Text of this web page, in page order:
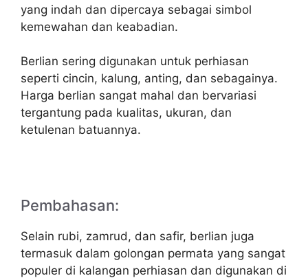
yang indah dan dipercaya sebagai simbol
kemewahan dan keabadian.
Berlian sering digunakan untuk perhiasan
seperti cincin, kalung, anting, dan sebagainya.
Harga berlian sangat mahal dan bervariasi
tergantung pada kualitas, ukuran, dan
ketulenan batuannya.
Pembahasan:
Selain rubi, zamrud, dan safir, berlian juga
termasuk dalam golongan permata yang sangat
populer di kalangan perhiasan dan digunakan di